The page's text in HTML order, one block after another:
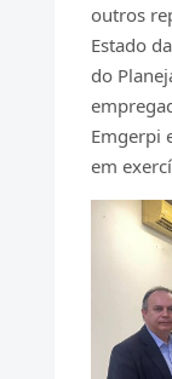
outros
Estado
do
Emgerpi
em